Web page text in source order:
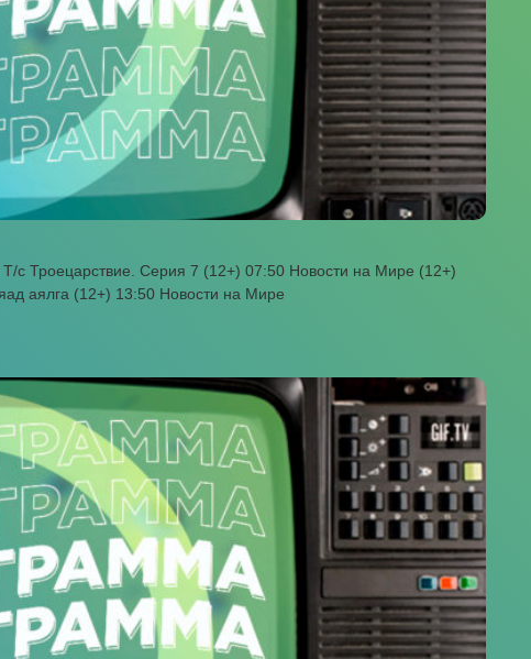
Троецарствие. Серия 7 (12+) 07:50 Новости на Мире (12+)
аялга (12+) 13:50 Новости на Мире